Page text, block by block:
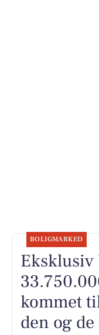
BOLIGMARKED
kommet
den og